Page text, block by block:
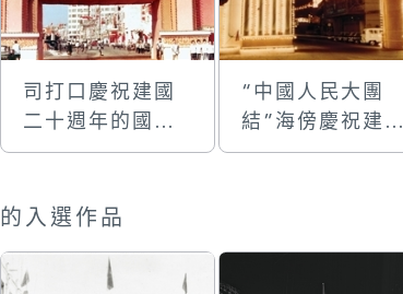
司打口慶祝建國
二十週年的國慶
牌樓
“中國人民大團
結”海傍慶祝建國
十七週年的國慶
的入選作品